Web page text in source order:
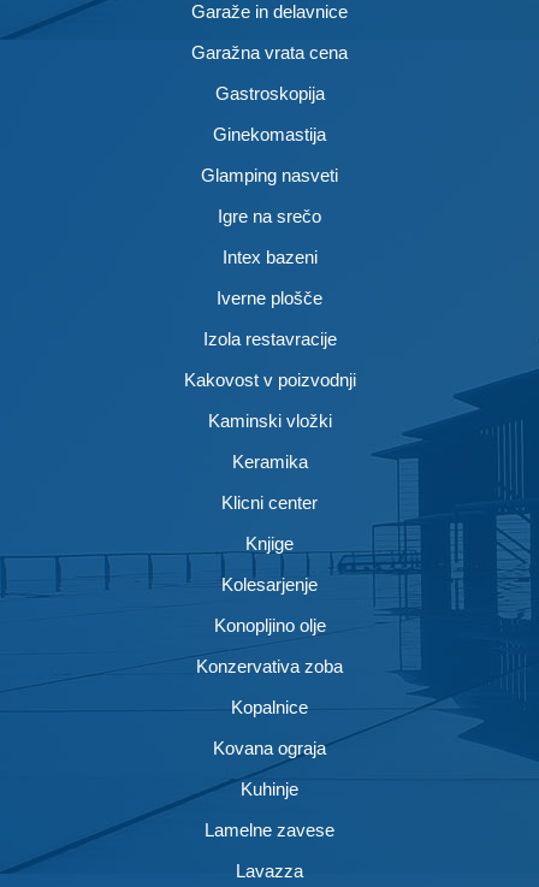
Garaže in delavnice
Garažna vrata cena
Gastroskopija
Ginekomastija
Glamping nasveti
Igre na srečo
Intex bazeni
Iverne plošče
Izola restavracije
Kakovost v poizvodnji
Kaminski vložki
Keramika
Klicni center
Knjige
Kolesarjenje
Konopljino olje
Konzervativa zoba
Kopalnice
Kovana ograja
Kuhinje
Lamelne zavese
Lavazza